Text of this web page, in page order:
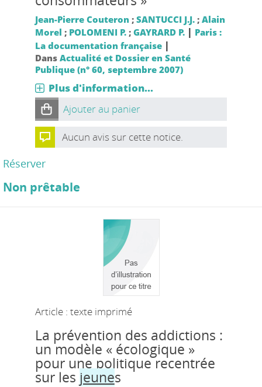
Jean-Pierre Couteron ; SANTUCCI J.J.; Alain
Morel ; POLOMENI P.; GAYRARD P. | Paris :
La documentation française|
Dans Actualité et Dossier en Santé
Publique (n° 60, septembre 2007)
Plus d'information...
Ajouter au panier
Aucun avis sur cette notice.
Réserver
Non prêtable
Article : texte imprimé
La prévention des addictions :
un modèle « écologique »
pour une politique recentrée
sur les jeunes